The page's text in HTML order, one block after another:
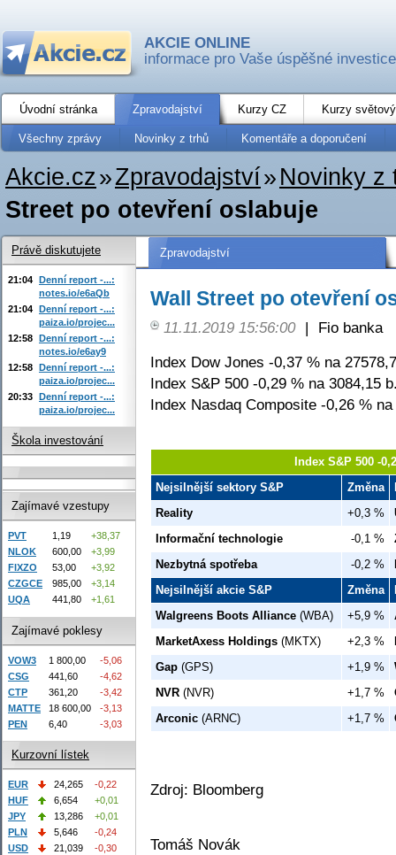
AKCIE ONLINE
informace pro Vaše úspěšné investice
Úvodní stránka Zpravodajství Kurzy CZ Kurzy
Všechny zprávy Novinky z trhů Komentáře a doporučení
Akcie.cz»Zpravodajství» Novinky z
Street po otevření oslabuje
Zpravodajství
Wall Street po otevření
11.11.2019 15:56:00 |
Fio banka
Index Dow Jones -0,37 % na
Index S&P 500 -0,29 % na 3084,15
Index Nasdaq Composite -0,26 %
Index S&P 500 -
Nejsilnější sektory S&P
Změna
Reality
+0,3 %
Informační technologie
-0,1 %
Nezbytná spotřeba
-0,2 %
Nejsilnější akcie S&P
Změna
Walgreens Boots Alliance (WBA) +5,9 %
MarketAxess Holdings (MKTX) +2,3 %
Gap (GPS) +1,9 %
NVR (NVR) +1,7 %
Arconic (ARNC) +1,7 %
Zdroj: Bloomberg
Tomáš Novák
Právě diskutujete
21:04 Denní report -...:
notes.io/e6aQb
21:04 Denní report -...:
paiza.io/projec...
12:58 Denní report -...:
notes.io/e6ay9
12:58 Denní report -...:
paiza.io/projec...
20:33 Denní report -...:
paiza.io/projec...
Škola investování
Zajímavé vzestupy
PVT 1,19
+38,37
NLOK
600,00
+3,99
FIXZO
53,00
+3,92
CZGCE
985,00
+3,14
UQA
441,80 +1,61
Zajímavé poklesy
VOW3 1 800,00
-5,06
CSG
441,60
-4,62
CTP
361,20
-3,42
MATTE
18 600,00
-3,13
PEN
6,40 -3,03
Kurzovní lístek
EUR 24,265
-0,22
HUF
6,654
+0,01
JPY
13,286
+0,01
PLN
5,646
-0,24
USD
21,039 -0,30